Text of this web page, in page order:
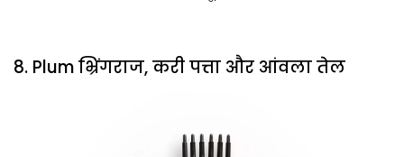
8. Plum भ्रिंगराज, करी पत्ता और आंवला तेल